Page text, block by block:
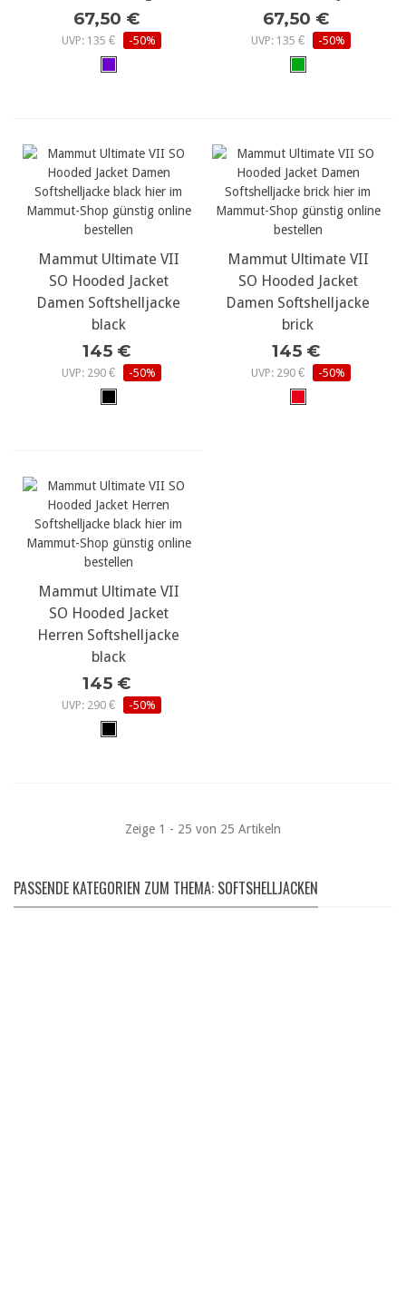
67,50 €
UVP: 135 € -50%
67,50 €
UVP: 135 € -50%
Mammut Ultimate VII
SO Hooded Jacket
Damen Softshelljacke
black
145 €
UVP: 290 € -50%
Mammut Ultimate VII
SO Hooded Jacket
Damen Softshelljacke
brick
145 €
UVP: 290 € -50%
Mammut Ultimate VII
SO Hooded Jacket
Herren Softshelljacke
black
145 €
UVP: 290 € -50%
Zeige 1 - 25 von 25 Artikeln
PASSENDE KATEGORIEN ZUM THEMA: SOFTSHELLJACKEN